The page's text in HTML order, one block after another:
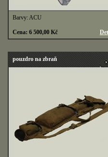
Barvy: ACU
Cena: 6 500,00 Kč
pouzdro na zbraň